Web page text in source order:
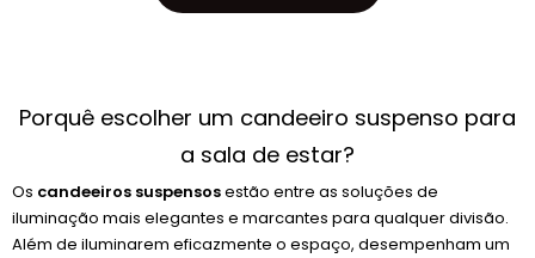
Porquê escolher um candeeiro suspenso para
a sala de estar?
Os candeeiros suspensosestão entre as soluções de
iluminação mais elegantes e marcantes para qualquer divisão.
Além de iluminarem eficazmente o espaço, desempenham um